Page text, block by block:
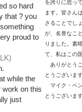
so hard
that ? you
proud to
while the
work on this
just
を誇りに思っ
ます。皆さん
さることでし
が、名誉なこ
りました。素
て、私はこの
ありがとう
とうございます
マイク・ペ
とうございます